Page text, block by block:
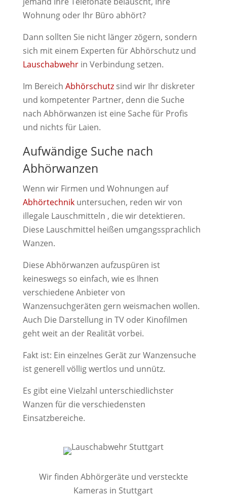
Wohnung oder Ihr Büro abhört?
Dann sollten Sie nicht länger zögern, sondern
sich mit einem Experten für Abhörschutz und
Lauschabwehrin Verbindung setzen.
Im Bereich Abhörschutzsind wir Ihr diskreter
und kompetenter Partner, denn die Suche
nach Abhörwanzen ist eine Sache für Profis
und nichts für Laien.
Aufwändige Suche nach
Abhörwanzen
Wenn wir Firmen und Wohnungen auf
Abhörtechnikuntersuchen, reden wir von
illegale Lauschmitteln , die wir detektieren.
Diese Lauschmittel heißen umgangssprachlich
Wanzen.
Diese Abhörwanzen aufzuspüren ist
keineswegs so einfach, wie es Ihnen
verschiedene Anbieter von
Wanzensuchgeräten gern weismachen wollen.
Auch Die Darstellung in TV oder Kinofilmen
geht weit an der Realität vorbei.
Fakt ist: Ein einzelnes Gerät zur Wanzensuche
ist generell völlig wertlos und unnütz.
Es gibt eine Vielzahl unterschiedlichster
Wanzen für die verschiedensten
Einsatzbereiche.
Wir finden Abhörgeräte und versteckte
Kameras in Stuttgart